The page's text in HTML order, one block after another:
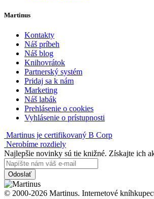
Martinus
Kontakty
Náš príbeh
Náš blog
Knihovrátok
Partnerský systém
Pridaj sa k nám
Marketing
Náš labák
Prehlásenie o cookies
Vyhlásenie o prístupnosti
Martinus je certifikovaný B Corp
Nerobíme rozdiely
Najlepšie novinky sú tie knižné. Získajte ich
Odoslať
© 2000-2026 Martinus. Internetové